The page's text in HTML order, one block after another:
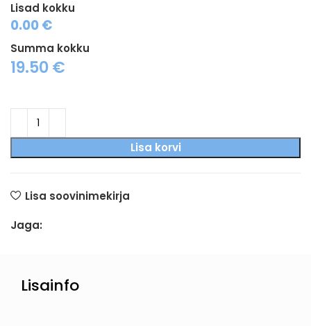
Lisad kokku
0.00 €
Summa kokku
19.50€
Lisa korvi
Lisa soovinimekirja
Jaga:
Lisainfo